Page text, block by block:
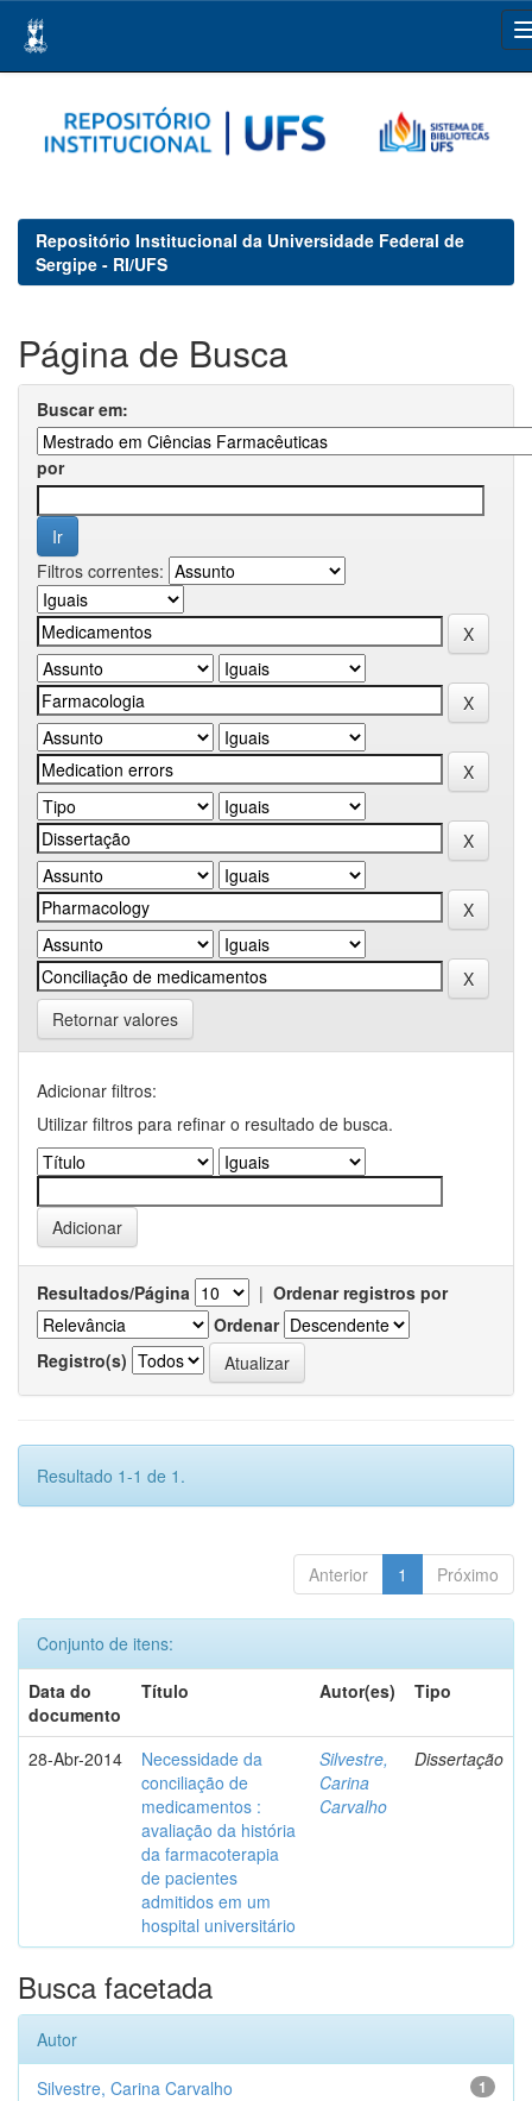
navigation
Repositório Institucional da Universidade Federal de
Sergipe - RI/UFS
Página de Busca
Buscar em:
por
Filtros correntes:
Retornar valores
Adicionar filtros:
Utilizar filtros para refinar o resultado de busca.
Resultados/Página | Ordenar registros por
Ordenar
Registro(s)
Resultado 1-1 de 1.
Anterior 1 Próximo
Conjunto de itens:
Data do
documento
Título Autor(es) Tipo
28-Abr-2014
Necessidade da
conciliação de
medicamentos :
avaliação da história
da farmacoterapia
de pacientes
admitidos em um
hospital universitário
Silvestre,
Carina
Carvalho
Dissertação
Busca facetada
Autor
1
Silvestre, Carina Carvalho